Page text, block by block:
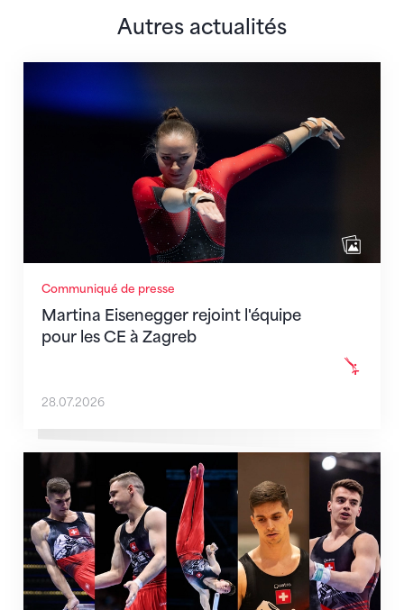
Autres actualités
Communiqué de presse
Martina Eisenegger rejoint l'équipe
pour les CE à Zagreb
28.07.2026
L'équipe masculine sélectionnée pour les CE de